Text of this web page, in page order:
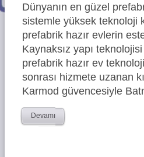
Dünyanın en güzel
sistemle yüksek teknoloji
prefabrik hazır evlerin
Kaynaksız yapı
prefabrik hazır ev
sonrası hizmete uzanan
Karmod güvencesiyle
Devamı